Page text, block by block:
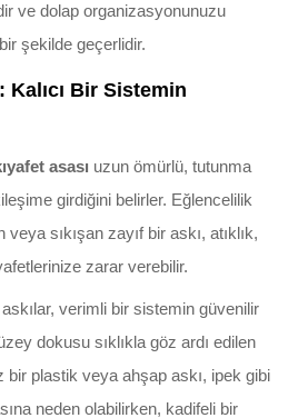
ve dolap organizasyonunuzu
şekilde geçerlidir.
Kalıcı Bir Sistemin
asası uzun ömürlü, tutunma
girdiğini belirler. Eğlencelilik
veya sıkışan zayıf bir askı, atıklık,
zarar verebilir.
verimli bir sistemin güvenilir
dokusu sıklıkla göz ardı edilen
bir plastik veya ahşap askı, ipek gibi
neden olabilirken, kadifeli bir